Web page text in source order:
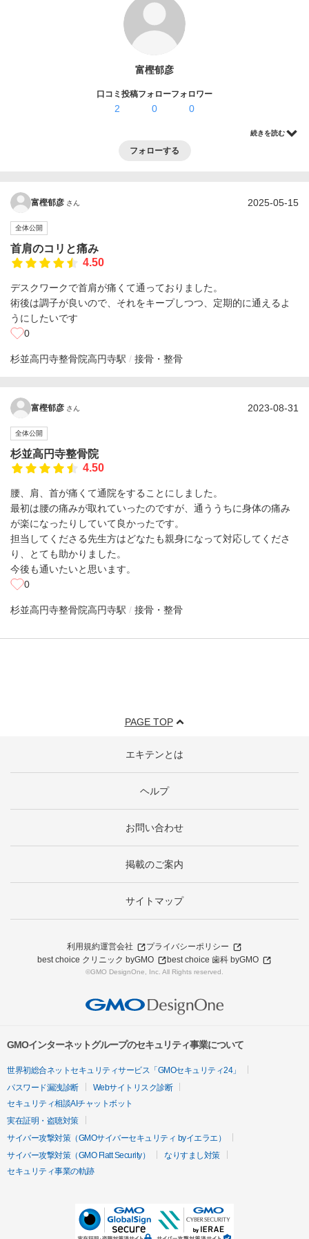
富樫郁彦
口コミ投稿
2
フォロー
0
フォロワー
0
続きを読む
フォローする
富樫郁彦 さん 2025-05-15
全体公開
首肩のコリと痛み
4.50
デスクワークで首肩が痛くて通っておりました。
術後は調子が良いので、それをキープしつつ、定期的に通えるよ
うにしたいです
0
杉並高円寺整骨院高円寺駅 接骨・整骨
富樫郁彦 さん 2023-08-31
全体公開
杉並高円寺整骨院
4.50
腰、肩、首が痛くて通院をすることにしました。
最初は腰の痛みが取れていったのですが、通ううちに身体の痛み
が楽になったりしていて良かったです。
担当してくださる先生方はどなたも親身になって対応してくださ
り、とても助かりました。
今後も通いたいと思います。
0
杉並高円寺整骨院高円寺駅 接骨・整骨
PAGE TOP
エキテンとは
ヘルプ
お問い合わせ
掲載のご案内
サイトマップ
利用規約運営会社
プライバシーポリシー
best choice クリニック byGMO
best choice 歯科 byGMO
©GMO DesignOne, Inc. All Rights reserved.
GMOインターネットグループのセキュリティ事業について
世界初総合ネットセキュリティサービス「GMOセキュリティ24」
パスワード漏洩診断
Webサイトリスク診断
セキュリティ相談AIチャットボット
実在証明・盗聴対策
サイバー攻撃対策（GMOサイバーセキュリティ byイエラエ）
サイバー攻撃対策（GMO Flatt Security）
なりすまし対策
セキュリティ事業の軌跡